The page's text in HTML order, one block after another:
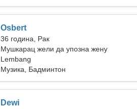
Osbert
36 година, Рак
Мушкарац жели да упозна жену
Lembang
Музика, Бадминтон
Dewi